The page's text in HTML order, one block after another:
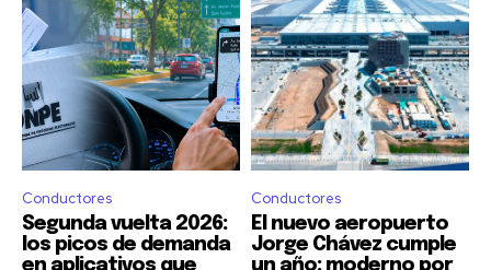
Conductores
Segunda vuelta 2026:
los picos de demanda
en aplicativos que
Conductores
El nuevo aeropuerto
Jorge Chávez cumple
un año: moderno por